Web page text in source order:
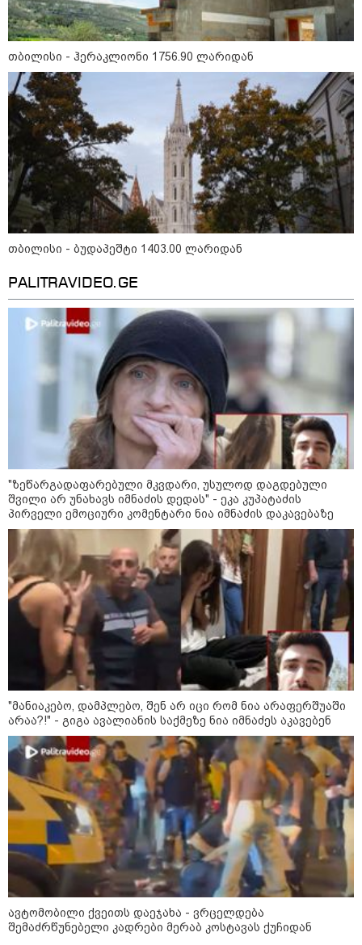
კატეგორიები
6
აგვისტო
დღის ზოგადი
პროგნოზი
1-დღიანი ტურები თბილისიდან:
სად წავიდეთ დილით და
დავბრუნდეთ საღამოს?
ბოსტანი აივანზე: რომელი
ბოსტნეული და მწვანილი
იზრდება მარტივად ქოთნებში
რა უნდა იყოს იდეალურ პლაჟის
ჩანთაში: სრული ჩეკლისტი
ზღვაზე წასვლამდე
კონფლიქტები
თბილისი - ჰერაკლიონი 1756.90 ლარიდან
თბილისი - ბუდაპეშტი 1403.00 ლარიდან
PALITRAVIDEO.GE
"ზეწარგადაფარებული მკვდარი, უსულოდ დაგდებული
შვილი არ უნახავს იმნაძის დედას" - ეკა კუპატაძის
პირველი ემოციური კომენტარი ნია იმნაძის დაკავებაზე
"მანიაკებო, დამპლებო, შენ არ იცი რომ ნია არაფერშუაში
არაა?!" - გიგა ავალიანის საქმეზე ნია იმნაძეს აკავებენ
ავტომობილი ქვეითს დაეჯახა - ვრცელდება
შემაძრწუნებელი კადრები მერაბ კოსტავას ქუჩიდან